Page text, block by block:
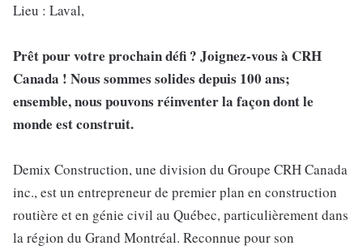
Lieu : Laval,
Prêt pour votre prochain défi ? Joignez-vous à CRH
Canada ! Nous sommes solides depuis 100 ans;
ensemble, nous pouvons réinventer la façon dont le
monde est construit.
Demix Construction, une division du Groupe CRH Canada
inc., est un entrepreneur de premier plan en construction
routière et en génie civil au Québec, particulièrement dans
la région du Grand Montréal. Reconnue pour son